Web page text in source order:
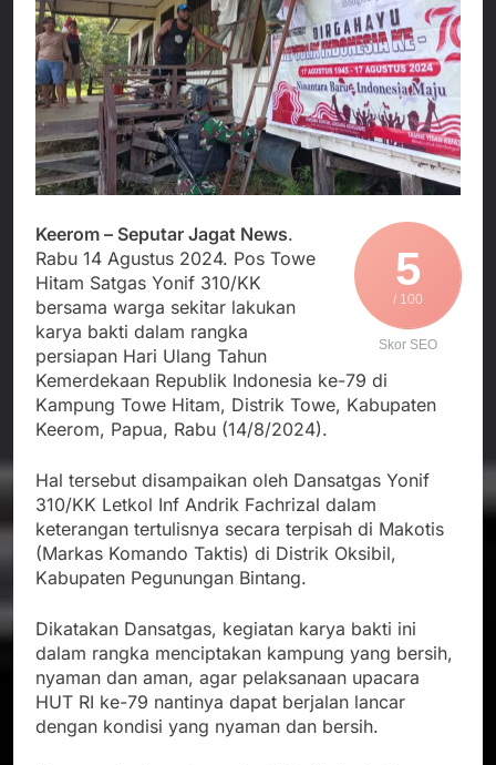
Edaran Disdik Jabar
Nasional TKBM: “Belum
Ada Keputusan Resmi”
Agustus 3, 2026
Menjalin Harmoni di
Tanah Sukaresmi: Kala
Mina Padi, P2L, dan
Gotong Royong
Menggerakkan Ekonomi
Desa
Agustus 3, 2026
Korban Tenggelam di
Perairan Giligenting
Ditemukan, Polisi
Pastikan Penanganan
Berjalan Sesuai
Agustus 3, 2026
Kapolresta Sumenep
Sambut Kedatangan
Korban Evakuasi KM
Mutiara Sentosa 2 di
Pelabuhan Kalianget
Agustus 3, 2026
5
/ 100
Skor SEO
Keerom – Seputar Jagat News.
Rabu 14 Agustus 2024. Pos Towe
Hitam Satgas Yonif 310/KK
bersama warga sekitar lakukan
karya bakti dalam rangka
persiapan Hari Ulang Tahun
Kemerdekaan Republik Indonesia ke-79 di
Kampung Towe Hitam, Distrik Towe, Kabupaten
Keerom, Papua, Rabu (14/8/2024).
Hal tersebut disampaikan oleh Dansatgas Yonif
310/KK Letkol Inf Andrik Fachrizal dalam
keterangan tertulisnya secara terpisah di Makotis
(Markas Komando Taktis) di Distrik Oksibil,
Kabupaten Pegunungan Bintang.
Dikatakan Dansatgas, kegiatan karya bakti ini
dalam rangka menciptakan kampung yang bersih,
nyaman dan aman, agar pelaksanaan upacara
HUT RI ke-79 nantinya dapat berjalan lancar
dengan kondisi yang nyaman dan bersih.